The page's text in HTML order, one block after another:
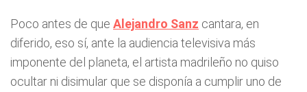
Poco antes de que Alejandro Sanz cantara, en
diferido, eso sí, ante la audiencia televisiva más
imponente del planeta, el artista madrileño no quiso
ocultar ni disimular que se disponía a cumplir uno de